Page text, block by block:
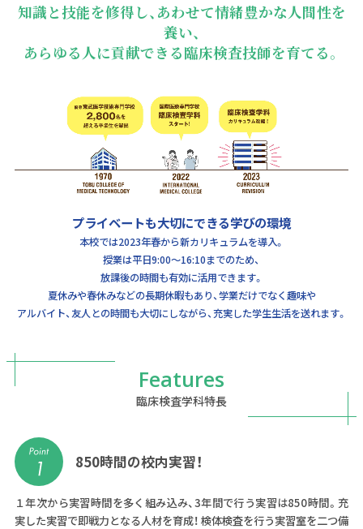
知識と技能を修得し、あわせて情緒豊かな人間性を
養い、
あらゆる人に貢献できる臨床検査技師を育てる。
プライベートも大切にできる学びの環境
本校では2023年春から新カリキュラムを導入。
授業は平日9:00～16:10までのため、
放課後の時間も有効に活用できます。
夏休みや春休みなどの長期休暇もあり、学業だけでなく趣味や
アルバイト、友人との時間も大切にしながら、充実した学生生活を送れます。
Features
臨床検査学科特長
850時間の校内実習！
１年次から実習時間を多く組み込み、3年間で行う実習は850時間。充
実した実習で即戦力となる人材を育成！ 検体検査を行う実習室を二つ備